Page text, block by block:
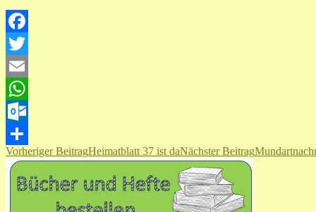
Facebook
Twitter
Email
WhatsApp
Outlook.com
Teilen
Beitragsnavigation
Vorheriger BeitragHeimatblatt 37 ist daNächster Beitrag